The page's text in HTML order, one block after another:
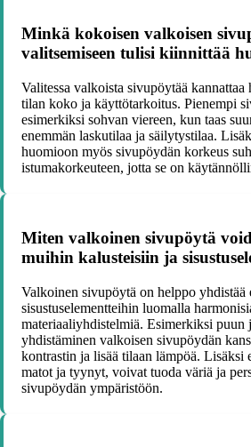
Minkä kokoisen valkoisen
valitsemiseen tulisi kiinnittää
Valitessa valkoista sivupöytää kannattaa
tilan koko ja käyttötarkoitus. Pienempi
esimerkiksi sohvan viereen, kun taas
enemmän laskutilaa ja säilytystilaa.
huomioon myös sivupöydän korkeus
istumakorkeuteen, jotta se on
Miten valkoinen sivupöytä
muihin kalusteisiin ja
Valkoinen sivupöytä on helppo yhdistää
sisustuselementteihin luomalla
materiaaliyhdistelmiä. Esimerkiksi puun
yhdistäminen valkoisen sivupöydän
kontrastin ja lisää tilaan lämpöä. Lisäksi
matot ja tyynyt, voivat tuoda väriä ja
sivupöydän ympäristöön.